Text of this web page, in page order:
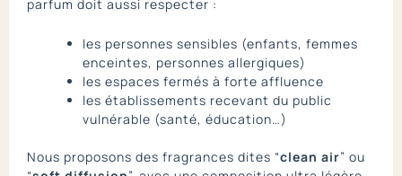
parfum doit aussi respecter :
les personnes sensibles (enfants, femmes
enceintes, personnes allergiques)
les espaces fermés à forte affluence
les établissements recevant du public
vulnérable (santé, éducation…)
Nous proposons des fragrances dites “clean air” ou